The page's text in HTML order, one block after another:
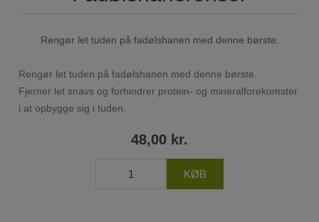
Rengør let tuden på fadølshanen med denne børste.
Rengør let tuden på fadølshanen med denne børste.
Fjerner let snavs og forhindrer protein- og mineralforekomster
i at opbygge sig i tuden.
48,00 kr.